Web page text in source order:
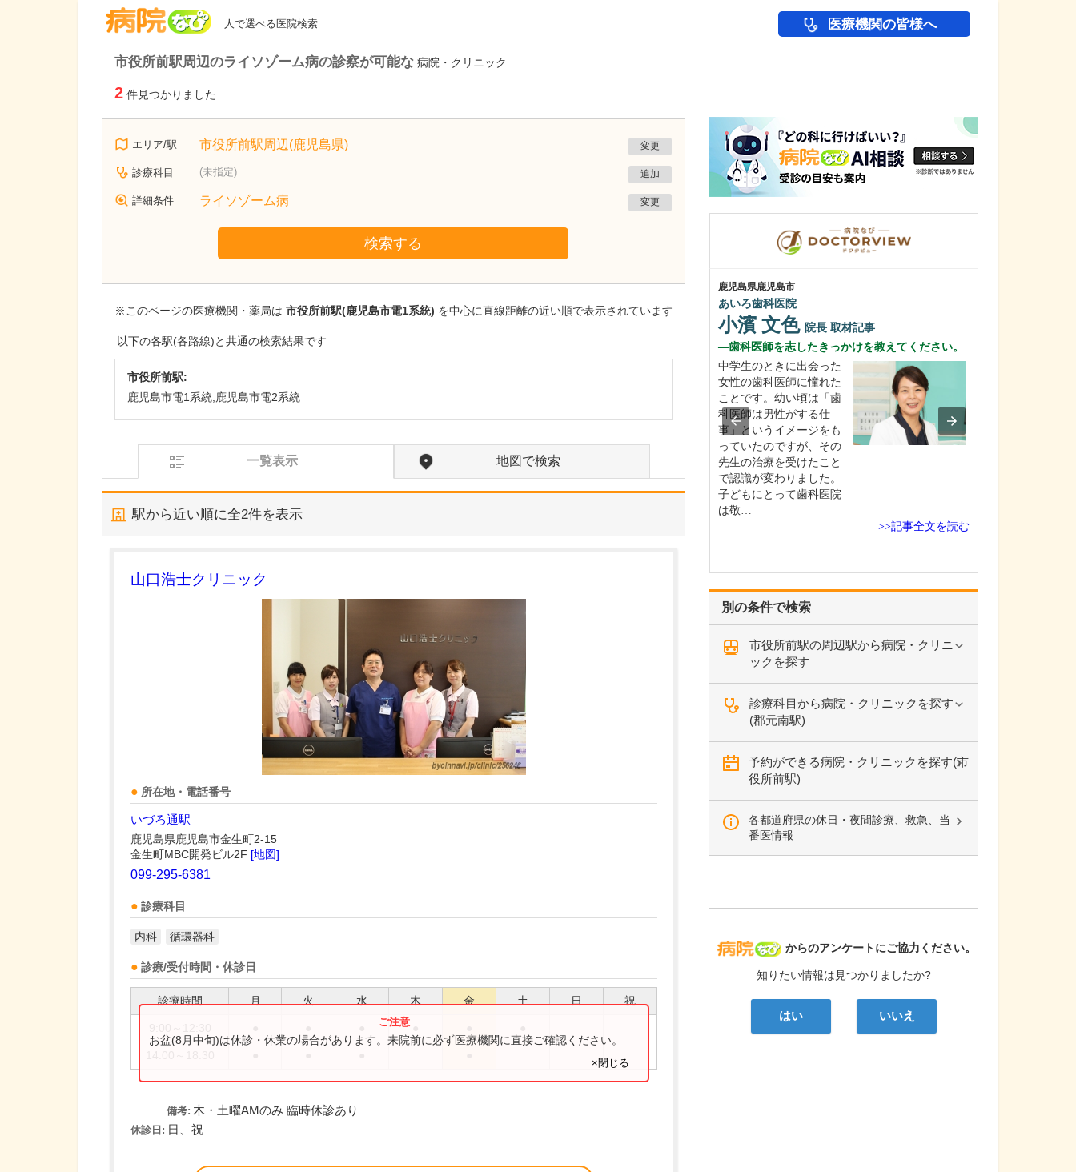
人で選べる医院検索 医療機関の皆様へ
市役所前駅周辺のライソゾーム病の診察が可能な 病院・クリニック
2 件見つかりました
エリア/駅 市役所前駅周辺(鹿児島県) 変更
診療科目 (未指定) 追加
詳細条件 ライソゾーム病 変更
検索する
※このページの医療機関・薬局は 市役所前駅(鹿児島市電1系統) を中心に直線距離の近い順で表示されています
以下の各駅(各路線)と共通の検索結果です
市役所前駅:
鹿児島市電1系統,鹿児島市電2系統
一覧表示 地図で検索
駅から近い順に全2件を表示
山口浩士クリニック
所在地・電話番号
いづろ通駅
鹿児島県鹿児島市金生町2-15
金生町MBC開発ビル2F [地図]
099-295-6381
診療科目
内科 循環器科
診療/受付時間・休診日
診療時間 月 火 水 木 金 土 日 祝
お盆(8月中旬)は休診・休業の場合があります。来院前に必ず医療機関に直接ご確認ください。
×閉じる
備考: 木・土曜AMのみ 臨時休診あり
休診日: 日、祝
別の条件で検索
市役所前駅の周辺駅から病院・クリニ
ックを探す
診療科目から病院・クリニックを探す
(郡元南駅)
予約ができる病院・クリニックを探す(市
役所前駅)
各都道府県の休日・夜間診療、救急、当
番医情報
病院なび
からのアンケートにご協力ください。
知りたい情報は見つかりましたか?
はい いいえ
鹿児島県鹿児島市
あいろ歯科医院
小濱 文色 院長 取材記事
歯科医師を志したきっかけを教えてください。
中学生のときに出会った
女性の歯科医師に憧れた
ことです。幼い頃は「歯
科医師は男性がする仕
事」というイメージをも
っていたのですが、その
先生の治療を受けたこと
で認識が変わりました。
子どもにとって歯科医院
は敬…
>>記事全文を読む
群馬県太田市
よしだ整形外科クリニック
い。
命に働き人を助ける医師
の存在を知り、私もその
ように人を助ける仕事に
就きたいと思うようにな